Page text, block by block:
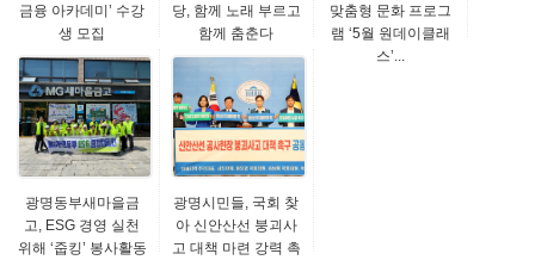
금융 아카데미’ 수강
생 모집
당, 함께 노래 부르고
함께 춤춘다
맞춤형 문화 프로그
램 ‘5월 원데이클래
스’...
광명동부새마을금
고, ESG 경영 실천
위해 ‘줍킹’ 봉사활동
광명시민들, 국회 찾
아 신안산선 붕괴사
고 대책 마련 강력 촉